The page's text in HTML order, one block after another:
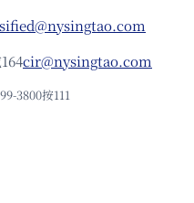
cir@nysingtao.com
3800按111